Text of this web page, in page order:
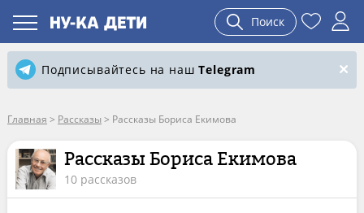
Поиск
Подписывайтесь на нашTelegram
Главная > Рассказы > Рассказы Бориса Екимова
Рассказы Бориса Екимова
10 рассказов